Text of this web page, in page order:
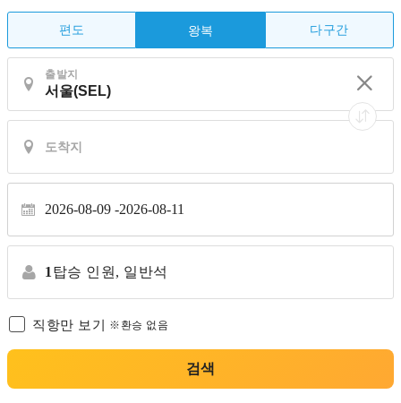
편도 왕복 다구간
출발지
2026-08-09 2026-08-11
1 탑승 인원, 일반석
직항만 보기 ※환승 없음
검색